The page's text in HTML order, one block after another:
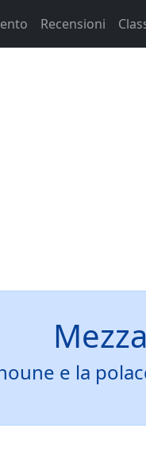
Recensioni
e la